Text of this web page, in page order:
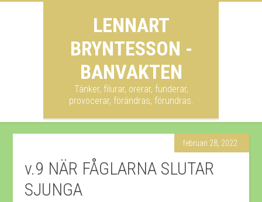
LENNART
BRYNTESSON -
BANVAKTEN
Tänker, filurar, orerar, funderar,
provocerar, förändras, förundras.
februari 28, 2022
v.9 NÄR FÅGLARNA SLUTAR
SJUNGA